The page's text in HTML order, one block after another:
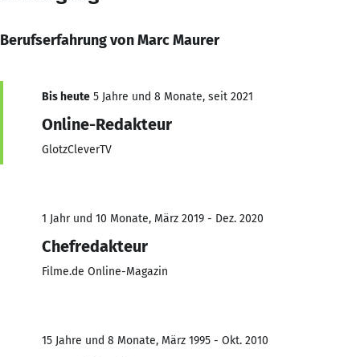
Berufserfahrung von Marc Maurer
Bis heute 5 Jahre und 8 Monate, seit 2021
Online-Redakteur
GlotzCleverTV
1 Jahr und 10 Monate, März 2019 - Dez. 2020
Chefredakteur
Filme.de Online-Magazin
15 Jahre und 8 Monate, März 1995 - Okt. 2010